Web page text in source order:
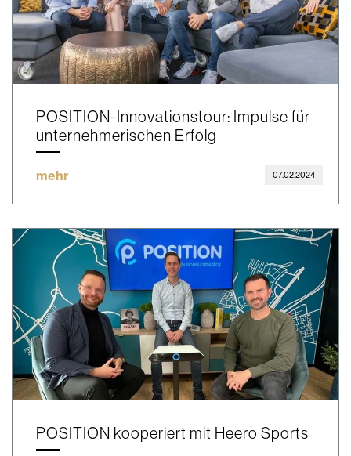
POSITION-Innovationstour: Impulse für
unternehmerischen Erfolg
mehr 07.02.2024
POSITION kooperiert mit Heero Sports